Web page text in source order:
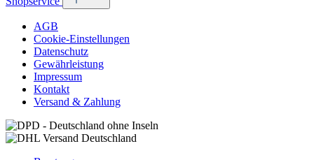
AGB
Cookie-Einstellungen
Datenschutz
Gewährleistung
Impressum
Kontakt
Versand & Zahlung